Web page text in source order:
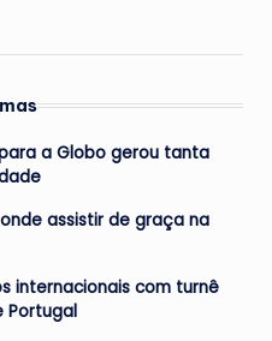
a Globo gerou tanta
assistir de graça na
internacionais com turnê
Portugal